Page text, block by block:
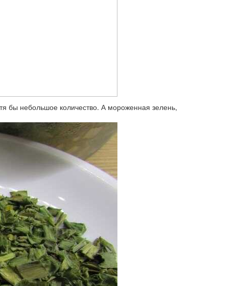
бы небольшое количество. А мороженная зелень,